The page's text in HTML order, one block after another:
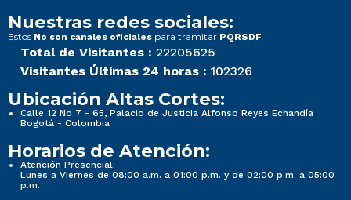
Nuestras redes sociales:
Estos No son canales oficiales para tramitar PQRSDF
Total de Visitantes : 22205625
Visitantes Últimas 24 horas : 102326
Ubicación Altas Cortes:
Calle 12 No 7 - 65, Palacio de Justicia Alfonso Reyes Echandía
Bogotá - Colombia
Horarios de Atención:
Atención Presencial:
Lunes a Viernes de 08:00 a.m. a 01:00 p.m. y de 02:00 p.m. a 05:00
p.m.